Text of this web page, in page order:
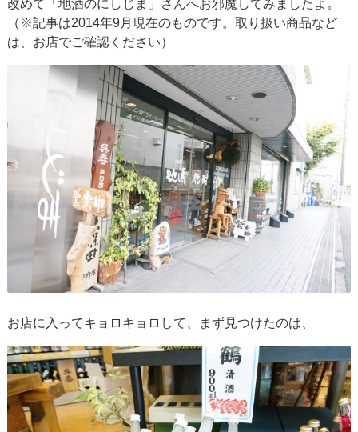
改めて「地酒のにしじま」さんへお邪魔してみましたよ。
（※記事は2014年9月現在のものです。取り扱い商品など
は、お店でご確認ください）
お店に入ってキョロキョロして、まず見つけたのは、